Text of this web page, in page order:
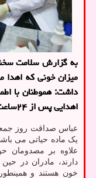
به گزارش سلامت
میزان خونی که
داشت: هموطنان با
اهدایی پس از ۲۴ساعت جبران می شود.
عباس صداقت روز جمعه
یک ماده حیاتی می
علاوه بر مصدومان
دارند، مادران در
خون هستند و